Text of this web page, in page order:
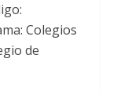
Colegios
de